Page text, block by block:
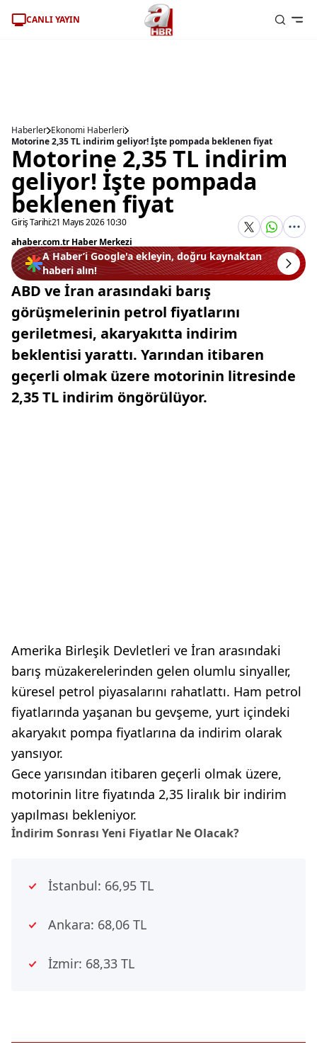
CANLI YAYIN
Haberler Ekonomi Haberleri
Motorine 2,35 TL indirim geliyor! İşte pompada beklenen fiyat
Motorine 2,35 TL indirim
geliyor! İşte pompada
beklenen fiyat
Giriş Tarihi:21 Mayıs 2026 10:30
ahaber.com.tr Haber Merkezi
A Haber’i Google'a ekleyin, doğru kaynaktan
haberi alın!
ABD ve İran arasındaki barış
görüşmelerinin petrol fiyatlarını
geriletmesi, akaryakıtta indirim
beklentisi yarattı. Yarından itibaren
geçerli olmak üzere motorinin litresinde
2,35 TL indirim öngörülüyor.
Amerika Birleşik Devletleri ve İran arasındaki
barış müzakerelerinden gelen olumlu sinyaller,
küresel petrol piyasalarını rahatlattı. Ham petrol
fiyatlarında yaşanan bu gevşeme, yurt içindeki
akaryakıt pompa fiyatlarına da indirim olarak
yansıyor.
Gece yarısından itibaren geçerli olmak üzere,
motorinin litre fiyatında 2,35 liralık bir indirim
yapılması bekleniyor.
İndirim Sonrası Yeni Fiyatlar Ne Olacak?
İstanbul: 66,95 TL
Ankara: 68,06 TL
İzmir: 68,33 TL